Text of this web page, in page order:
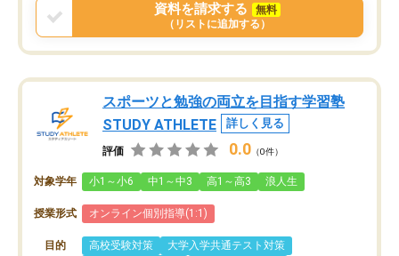
資料を請求する
無料
（リストに追加する）
スポーツと勉強の両立を目指す学習塾
STUDY ATHLETE
詳しく見る
評価 0.0 （0件）
対象学年 小1～小6 中1～中3 高1～高3 浪人生
授業形式 オンライン個別指導(1:1)
目的 高校受験対策
大学入学共通テスト対策